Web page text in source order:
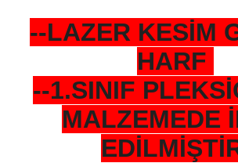
--LAZER KESİM
HARF
--1.SINIF
MALZEMEDE